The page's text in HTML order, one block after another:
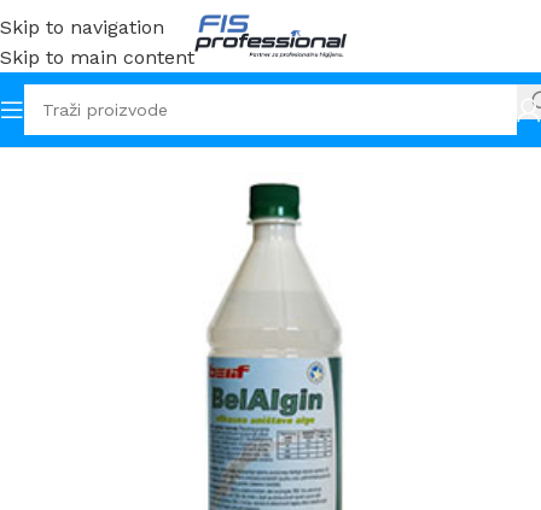
Skip to navigation
Skip to main content
Početna Sredstva